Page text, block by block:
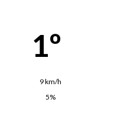
1º
9 km/h
5%